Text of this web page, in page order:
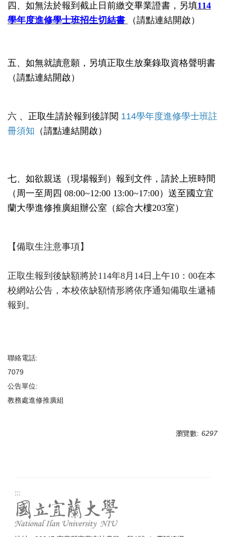
四、 如無法於報到截止日前繳交畢業證書，另填114
學年度進修學士班招生切結書
（請點連結開啟）
五、 如無就讀意願，另填正取生放棄錄取資格聲明書
（請點連結開啟）
六 、正取生請於報到後詳閱 114學年度進修學士班註
冊須知 （請點連結開啟）
七、如欲親送 （現場報到 ） 報到文件，請於上班時間
（ 周一至周四 08:00~12:00 13:00~17:00） 送至國立宜
蘭大學進修推廣組辦公室 （綜合大樓203室 ）
【備取生注意事項】
正取生報到後缺額將於114年8月14日上午10：00在本
校網站公告，本校依缺額情形將依序通知備取生遞補
報到。
聯絡電話:
7079
公告單位:
教務處進修推廣組
瀏覽數: 6297
:::